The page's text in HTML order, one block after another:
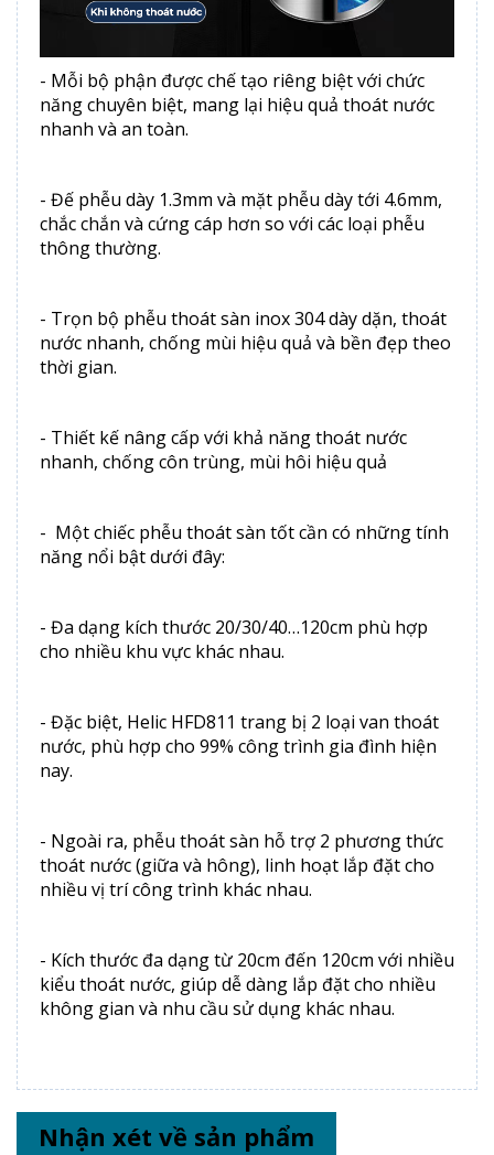
- Mỗi bộ phận được chế tạo riêng biệt với chức
năng chuyên biệt, mang lại hiệu quả thoát nước
nhanh và an toàn.
- Đế phễu dày 1.3mm và mặt phễu dày tới 4.6mm,
chắc chắn và cứng cáp hơn so với các loại phễu
thông thường.
- Trọn bộ phễu thoát sàn inox 304 dày dặn, thoát
nước nhanh, chống mùi hiệu quả và bền đẹp theo
thời gian.
- Thiết kế nâng cấp với khả năng thoát nước
nhanh, chống côn trùng, mùi hôi hiệu quả
- Một chiếc phễu thoát sàn tốt cần có những tính
năng nổi bật dưới đây:
- Đa dạng kích thước 20/30/40…120cm phù hợp
cho nhiều khu vực khác nhau.
- Đặc biệt, Helic HFD811 trang bị 2 loại van thoát
nước, phù hợp cho 99% công trình gia đình hiện
nay.
- Ngoài ra, phễu thoát sàn hỗ trợ 2 phương thức
thoát nước (giữa và hông), linh hoạt lắp đặt cho
nhiều vị trí công trình khác nhau.
- Kích thước đa dạng từ 20cm đến 120cm với nhiều
kiểu thoát nước, giúp dễ dàng lắp đặt cho nhiều
không gian và nhu cầu sử dụng khác nhau.
Nhận xét về sản phẩm